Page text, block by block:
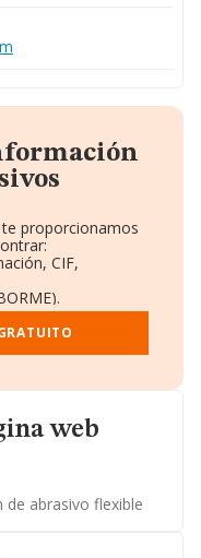
proporcionamos
CIF,
Empleados.
web
abrasivo flexible